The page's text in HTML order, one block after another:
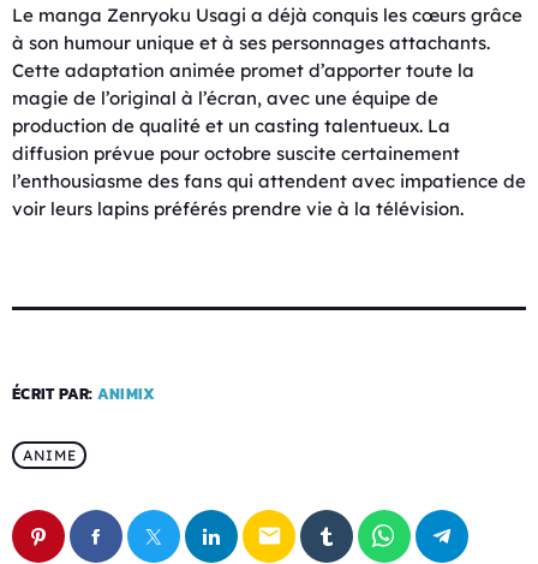
Le manga Zenryoku Usagi a déjà conquis les cœurs grâce
à son humour unique et à ses personnages attachants.
Cette adaptation animée promet d’apporter toute la
magie de l’original à l’écran, avec une équipe de
production de qualité et un casting talentueux. La
diffusion prévue pour octobre suscite certainement
l’enthousiasme des fans qui attendent avec impatience de
voir leurs lapins préférés prendre vie à la télévision.
ÉCRIT PAR: ANIMIX
ANIME
email